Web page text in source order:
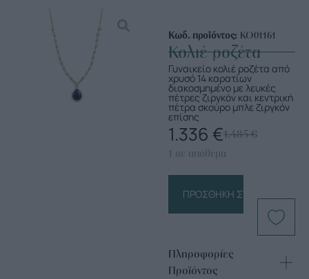
Κωδ. προϊόντος: ΚΟ01161
Κολιέ ροζέτα
Γυναικείο κολιέ ροζέτα από
χρυσό 14 καρατίων
διακοσμημένο με λευκές
πέτρες ζιργκόν και κεντρική
πέτρα σκούρο μπλε ζιργκόν
επίσης
1.485€
1.336 €
1 σε απόθεμα
ΠΡΟΣΘΉΚΗ ΣΤΟ ΚΑΛΆΘΙ
Πληροφορίες
Προϊόντος